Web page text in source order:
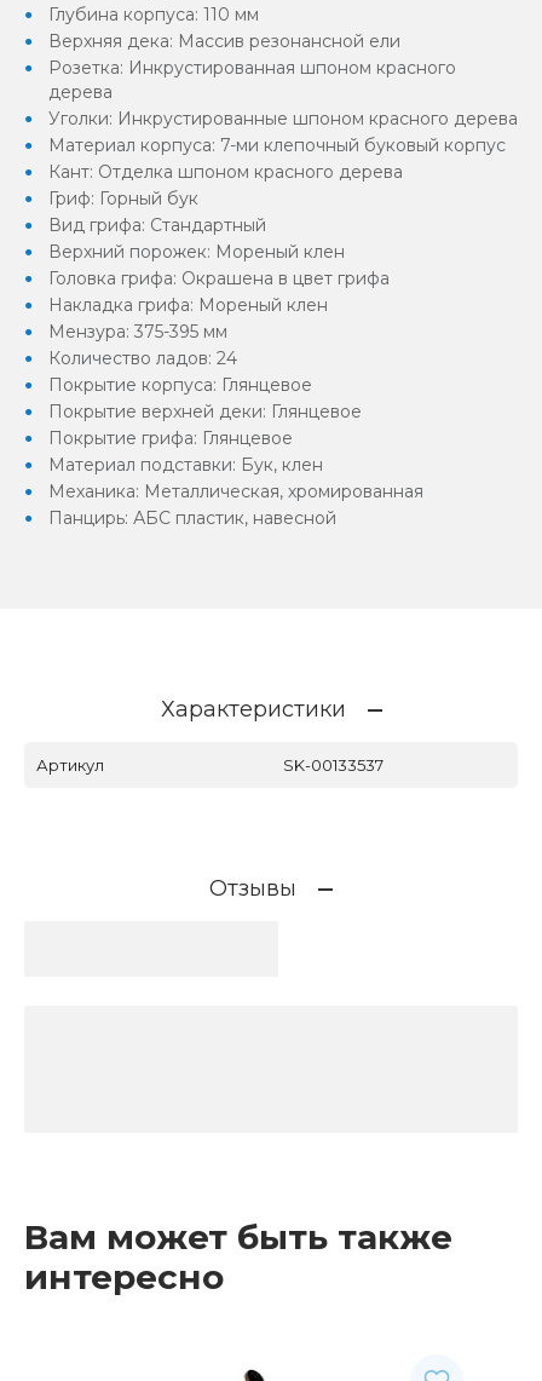
Глубина корпуса: 110 мм
Верхняя дека: Массив резонансной ели
Розетка: Инкрустированная шпоном красного
дерева
Уголки: Инкрустированные шпоном красного дерева
Материал корпуса: 7-ми клепочный буковый корпус
Кант: Отделка шпоном красного дерева
Гриф: Горный бук
Вид грифа: Стандартный
Верхний порожек: Мореный клен
Головка грифа: Окрашена в цвет грифа
Накладка грифа: Мореный клен
Мензура: 375-395 мм
Количество ладов: 24
Покрытие корпуса: Глянцевое
Покрытие верхней деки: Глянцевое
Покрытие грифа: Глянцевое
Материал подставки: Бук, клен
Механика: Металлическая, хромированная
Панцирь: АБС пластик, навесной
Характеристики
Артикул SK-00133537
Отзывы
Вам может быть также
интересно